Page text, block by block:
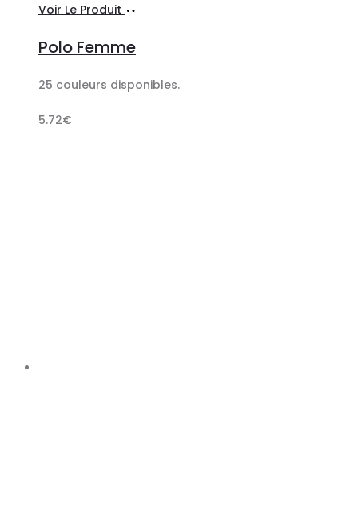
Voir Le Produit
Polo Femme
25 couleurs disponibles.
5.72€